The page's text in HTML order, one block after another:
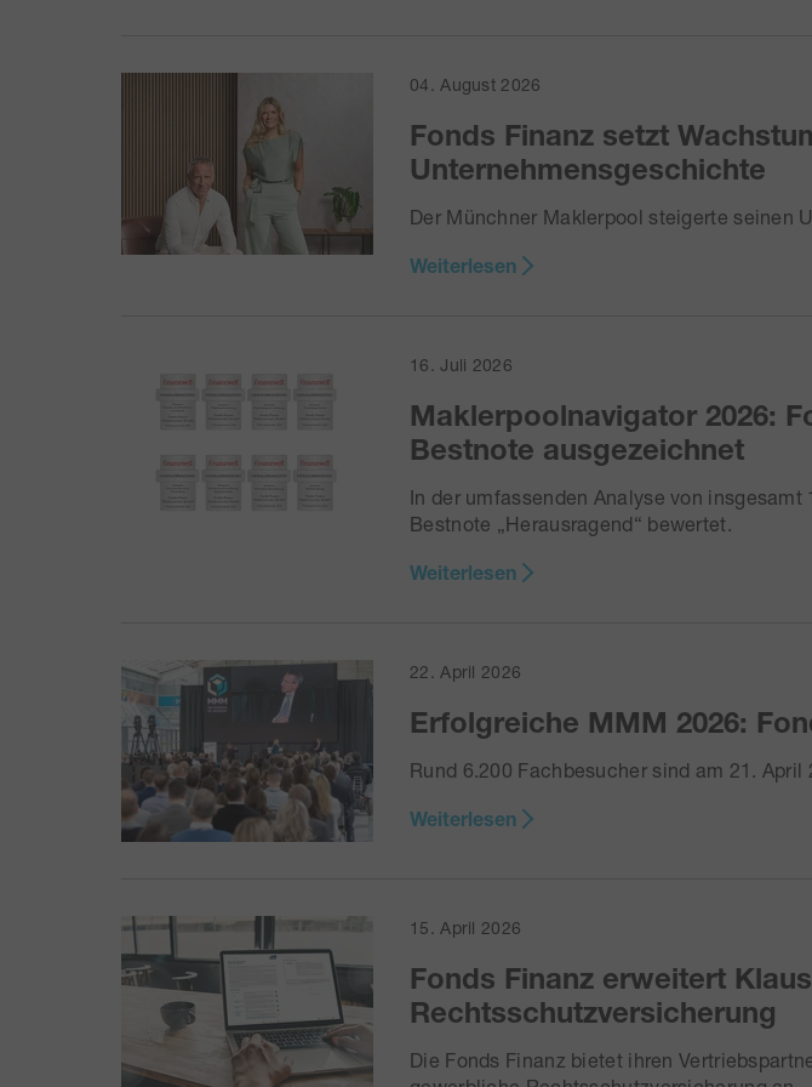
04. August 2026
Fonds Finanz setzt
Unternehmensgeschichte
Der Münchner Maklerpool steigerte seinen
Weiterlesen
16. Juli 2026
Maklerpoolnavigator 2026:
Bestnote ausgezeichnet
In der umfassenden Analyse von
Bestnote „Herausragend“ bewertet.
Weiterlesen
22. April 2026
Erfolgreiche MMM 2026:
Rund 6.200 Fachbesucher sind am 21.
Weiterlesen
15. April 2026
Fonds Finanz erweitert
Rechtsschutzversicherung
Die Fonds Finanz bietet ihren